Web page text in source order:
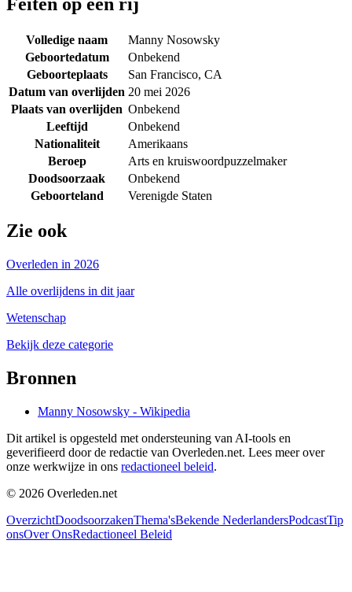
Volledige naam
Manny Nosowsky
Geboortedatum
Onbekend
Geboorteplaats
San Francisco, CA
Datum van overlijden 20 mei 2026
Plaats van overlijden Onbekend
Leeftijd
Onbekend
Nationaliteit
Amerikaans
Beroep
Arts en kruiswoordpuzzelmaker
Doodsoorzaak
Onbekend
Geboorteland
Verenigde Staten
Zie ook
Overleden in 2026
Alle overlijdens in dit jaar
Wetenschap
Bekijk deze categorie
Bronnen
Manny Nosowsky - Wikipedia
Dit artikel is opgesteld met ondersteuning van AI-tools en
geverifieerd door de redactie van Overleden.net. Lees meer over
onze werkwijze in ons redactioneel beleid.
© 2026 Overleden.net
OverzichtDoodsoorzakenThema'sBekende NederlandersPodcastTip
onsOver OnsRedactioneel Beleid